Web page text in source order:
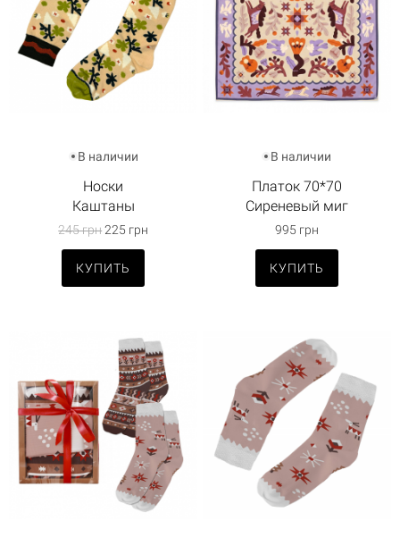
В наличии
Носки
Каштаны
245 грн225 грн
КУПИТЬ
В наличии
Платок 70*70
Сиреневый миг
995 грн
КУПИТЬ